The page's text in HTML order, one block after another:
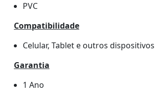
PVC
Compatibilidade
Celular, Tablet e outros dispositivos
Garantia
1 Ano